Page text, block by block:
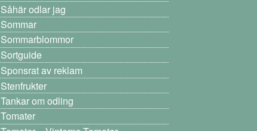
Såhär odlar jag
Sommar
Sommarblommor
Sortguide
Sponsrat av reklam
Stenfrukter
Tankar om odling
Tomater